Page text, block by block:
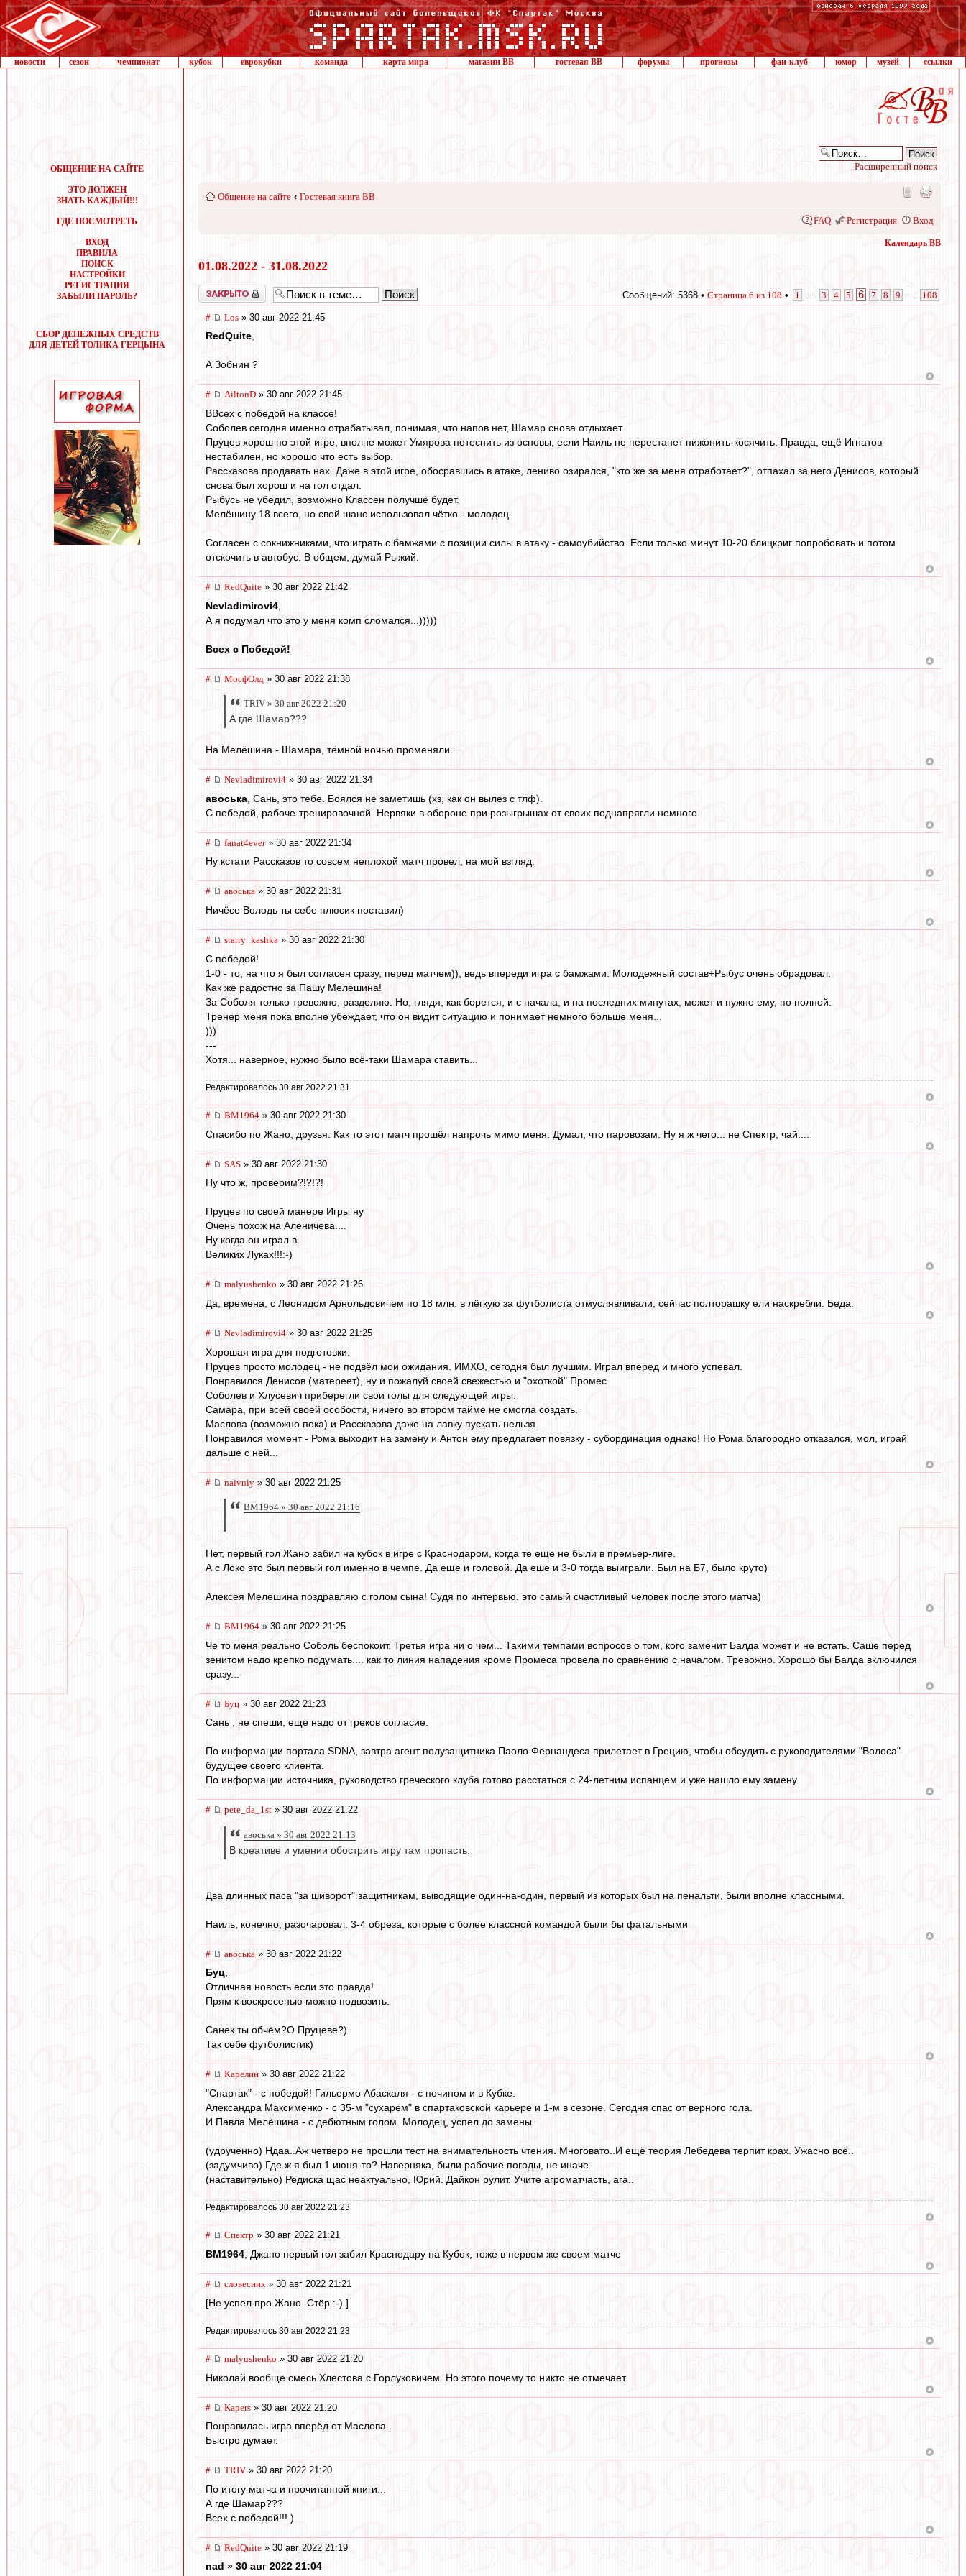
новости сезон чемпионат кубок еврокубки команда карта мира магазин ВВ гостевая ВВ форумы прогнозы фан-клуб юмор музей ссылки
ОБЩЕНИЕ НА САЙТЕ
ЭТО ДОЛЖЕН
ЗНАТЬ КАЖДЫЙ!!!
ГДЕ ПОСМОТРЕТЬ
ВХОД
ПРАВИЛА
ПОИСК
НАСТРОЙКИ
РЕГИСТРАЦИЯ
ЗАБЫЛИ ПАРОЛЬ?
СБОР ДЕНЕЖНЫХ СРЕДСТВ
ДЛЯ ДЕТЕЙ ТОЛИКА ГЕРЦЫНА
Расширенный поиск
Общение на сайте ‹ Гостевая книга ВВ
FAQ Регистрация Вход
Календарь ВВ
01.08.2022 - 31.08.2022
Закрыто Сообщений: 5368 • Страница 6 из 108 • 1 3 4 5 6 7 8 9 108
# Los » 30 авг 2022 21:45
RedQuite,
А Зобнин ?
# AiltonD » 30 авг 2022 21:45
ВВсех с победой на классе!
Соболев сегодня именно отрабатывал, понимая, что напов нет, Шамар снова отдыхает.
Пруцев хорош по этой игре, вполне может Умярова потеснить из основы, если Наиль не перестанет пижонить-косячить. Правда, ещё Игнатов
нестабилен, но хорошо что есть выбор.
Рассказова продавать нах. Даже в этой игре, обосравшись в атаке, лениво озирался, "кто же за меня отработает?", отпахал за него Денисов, который
снова был хорош и на гол отдал.
Рыбусь не убедил, возможно Классен получше будет.
Мелёшину 18 всего, но свой шанс использовал чётко - молодец.
Согласен с сокнижниками, что играть с бамжами с позиции силы в атаку - самоубийство. Если только минут 10-20 блицкриг попробовать и потом
отскочить в автобус. В общем, думай Рыжий.
# RedQuite » 30 авг 2022 21:42
Nevladimirovi4
А я подумал что это у меня комп сломался...)))))
Всех с Победой!
# МосфОлд » 30 авг 2022 21:38
TRIV » 30 авг 2022 21:20
А где Шамар???
На Мелёшина - Шамара, тёмной ночью променяли...
# Nevladimirovi4 » 30 авг 2022 21:34
авоська , Сань, это тебе. Боялся не заметишь (хз, как он вылез с тлф).
С победой, рабоче-тренировочной. Нервяки в обороне при розыгрышах от своих поднапрягли немного.
# fanat4ever» 30 авг 2022 21:34
Ну кстати Рассказов то совсем неплохой матч провел, на мой взгляд.
# авоська » 30 авг 2022 21:31
Ничёсе Володь ты себе плюсик поставил)
# starry_kashka » 30 авг 2022 21:30
С победой!
1-0 - то, на что я был согласен сразу, перед матчем)), ведь впереди игра с бамжами. Молодежный состав+Рыбус очень обрадовал.
Как же радостно за Пашу Мелешина!
За Соболя только тревожно, разделяю. Но, глядя, как борется, и с начала, и на последних минутах, может и нужно ему, по полной.
Тренер меня пока вполне убеждает, что он видит ситуацию и понимает немного больше меня...
)))
---
Хотя... наверное, нужно было всё-таки Шамара ставить...
Редактировалось 30 авг 2022 21:31
# BM1964 » 30 авг 2022 21:30
Спасибо по Жано, друзья. Как то этот матч прошёл напрочь мимо меня. Думал, что паровозам. Ну я ж чего... не Спектр, чай....
# SAS » 30 авг 2022 21:30
Ну что ж, проверим?!?!?!
Пруцев по своей манере Игры ну
Очень похож на Аленичева....
Ну когда он играл в
Великих Луках!!!:-)
# malyushenko » 30 авг 2022 21:26
Да, времена, с Леонидом Арнольдовичем по 18 млн. в лёгкую за футболиста отмуслявливали, сейчас полторашку ели наскребли. Беда.
# Nevladimirovi4 » 30 авг 2022 21:25
Хорошая игра для подготовки.
Пруцев просто молодец - не подвёл мои ожидания. ИМХО, сегодня был лучшим. Играл вперед и много успевал.
Понравился Денисов (матереет), ну и пожалуй своей свежестью и "охоткой" Промес.
Соболев и Хлусевич приберегли свои голы для следующей игры.
Самара, при всей своей особости, ничего во втором тайме не смогла создать.
Маслова (возможно пока) и Рассказова даже на лавку пускать нельзя.
Понравился момент - Рома выходит на замену и Антон ему предлагает повязку - субординация однако! Но Рома благородно отказался, мол, играй
дальше с ней...
# naivniy » 30 авг 2022 21:25
BM1964 » 30 авг 2022 21:16
Нет, первый гол Жано забил на кубок в игре с Краснодаром, когда те еще не были в премьер-лиге.
А с Локо это был первый гол именно в чемпе. Да еще и головой. Да еше и 3-0 тогда выиграли. Был на Б7, было круто)
Алексея Мелешина поздравляю с голом сына! Судя по интервью, это самый счастливый человек после этого матча)
# BM1964 » 30 авг 2022 21:25
Че то меня реально Соболь беспокоит. Третья игра ни о чем... Такими темпами вопросов о том, кого заменит Балда может и не встать. Саше перед
зенитом надо крепко подумать.... как то линия нападения кроме Промеса провела по сравнению с началом. Тревожно. Хорошо бы Балда включился
сразу...
# Буц » 30 авг 2022 21:23
Сань , не спеши, еще надо от греков согласие.
По информации портала SDNA, завтра агент полузащитника Паоло Фернандеса прилетает в Грецию, чтобы обсудить с руководителями "Волоса"
будущее своего клиента.
По информации источника, руководство греческого клуба готово расстаться с 24-летним испанцем и уже нашло ему замену.
# pete_da_1st » 30 авг 2022 21:22
авоська » 30 авг 2022 21:13
В креативе и умении обострить игру там пропасть.
Два длинных паса "за шиворот" защитникам, выводящие один-на-один, первый из которых был на пенальти, были вполне классными.
Наиль, конечно, разочаровал. 3-4 обреза, которые с более классной командой были бы фатальными
# авоська » 30 авг 2022 21:22
Буц,
Отличная новость если это правда!
Прям к воскресенью можно подвозить.
Санек ты обчём?О Пруцеве?)
Так себе футболистик)
# Карелин » 30 авг 2022 21:22
"Спартак" - с победой! Гильермо Абаскаля - с почином и в Кубке.
Александра Максименко - с 35-м "сухарём" в спартаковской карьере и 1-м в сезоне. Сегодня спас от верного гола.
И Павла Мелёшина - с дебютным голом. Молодец, успел до замены.
(удручённо) Ндаа..Аж четверо не прошли тест на внимательность чтения. Многовато..И ещё теория Лебедева терпит крах. Ужасно всё..
(задумчиво) Где ж я был 1 июня-то? Наверняка, были рабочие погоды, не иначе.
(наставительно) Редиска щас неактуально, Юрий. Дайкон рулит. Учите агроматчасть, ага..
Редактировалось 30 авг 2022 21:23
# Спектр » 30 авг 2022 21:21
BM1964 , Джано первый гол забил Краснодару на Кубок, тоже в первом же своем матче
# словесник » 30 авг 2022 21:21
[Не успел про Жано. Стёр :-).]
Редактировалось 30 авг 2022 21:23
# malyushenko » 30 авг 2022 21:20
Николай вообще смесь Хлестова с Горлуковичем. Но этого почему то никто не отмечает.
# Kapers » 30 авг 2022 21:20
Понравилась игра вперёд от Маслова.
Быстро думает.
# TRIV » 30 авг 2022 21:20
По итогу матча и прочитанной книги...
А где Шамар???
Всех с победой!!! )
# RedQuite » 30 авг 2022 21:19
nad » 30 авг 2022 21:04